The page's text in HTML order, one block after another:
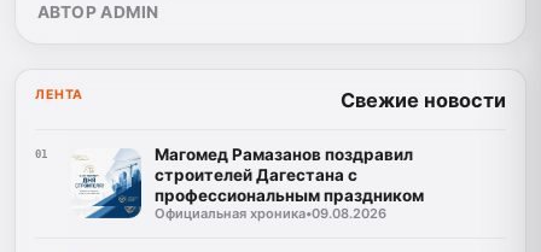
АВТОР ADMIN
ЛЕНТА Свежие новости
01
Магомед Рамазанов поздравил
строителей Дагестана с
профессиональным праздником
Официальная хроника•09.08.2026